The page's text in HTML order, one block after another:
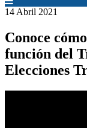
14 Abril 2021
Conoce
función del
Elecciones